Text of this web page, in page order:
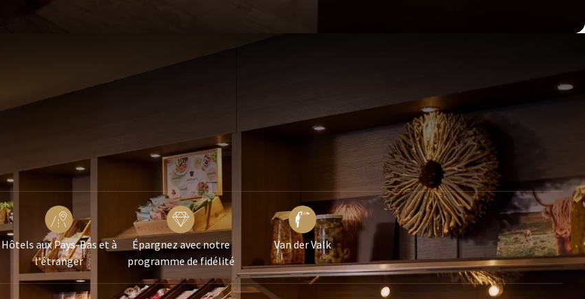
Hôtels aux Pays-Bas et à
l'étranger
Épargnez avec notre
programme de fidélité
Van der Valk